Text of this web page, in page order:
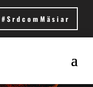
#SrdcomMäsiar